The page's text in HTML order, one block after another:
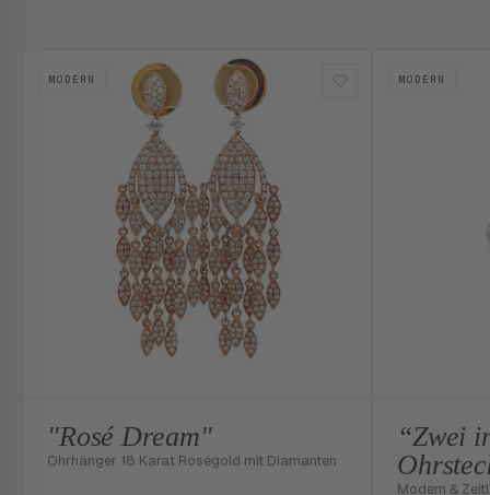
MODERN
"Rosé Dream"
Ohrhänger 18 Karat Roségold mit Diamanten
MODERN
“Zwei
Modern &